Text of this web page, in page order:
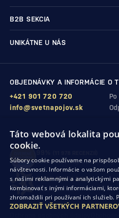
B2B SEKCIA
UNIKÁTNE U NÁS
OBJEDNÁVKY A INFORMÁCIE O
+421 901 720 720
info@svetnapojov.sk
ZÁRUKA KVALITY A VAŠEJ
zákazníkov odporúča nákup
SHOP ROKU 2024
10. rok po sebesme získali
Táto webová lokalita
cookie.
Súbory cookie používame na
návštevnosti. Informácie o vašom
s našimi reklamnými a analytickými
kombinovať s inými informáciami,
zhromaždili pri používaní ich služieb.
ZOBRAZIŤ VŠETKÝCH